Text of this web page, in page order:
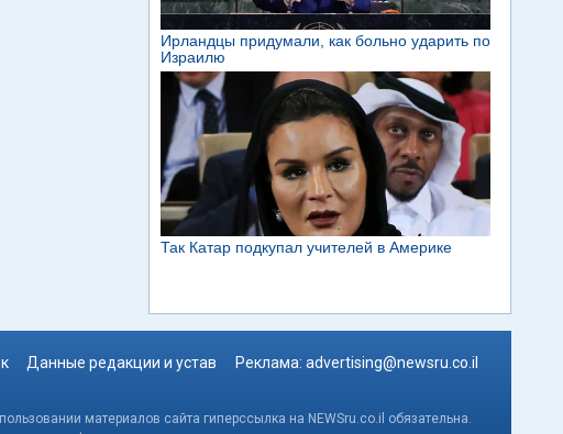
Данные редакции и устав Реклама: advertising@newsru.co.il
материалов сайта гиперссылка на NEWSru.co.il обязательна.